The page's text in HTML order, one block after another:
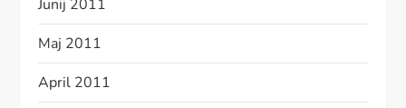
Junij 2011
Maj 2011
April 2011